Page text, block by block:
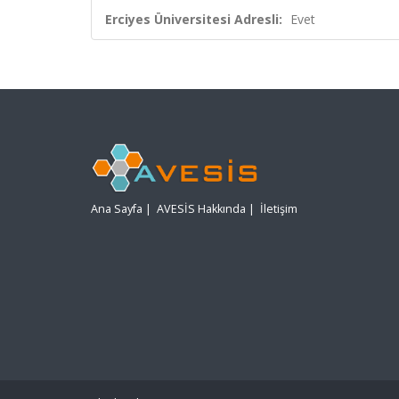
Erciyes Üniversitesi Adresli: Evet
Ana Sayfa | AVESİS Hakkında | İletişim